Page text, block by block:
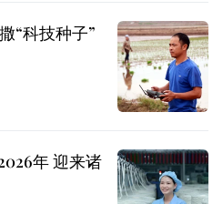
“科技种子”
年 迎来诸